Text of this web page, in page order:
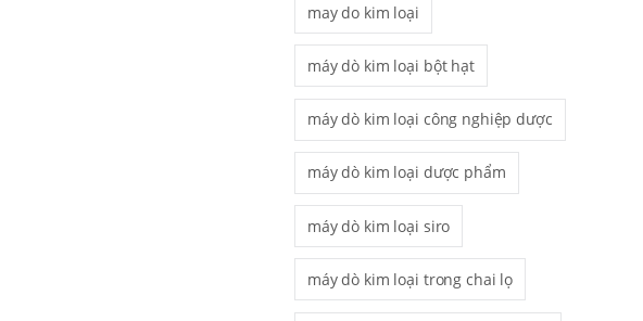
may do kim loại
máy dò kim loại bột hạt
máy dò kim loại công nghiệp dược
máy dò kim loại dược phẩm
máy dò kim loại siro
máy dò kim loại trong chai lọ